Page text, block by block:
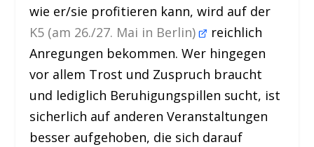
wie er/sie profitieren kann, wird auf der
K5 (am 26./27. Mai in Berlin)
reichlich
Anregungen bekommen. Wer hingegen
vor allem Trost und Zuspruch braucht
und lediglich Beruhigungspillen sucht, ist
sicherlich auf anderen Veranstaltungen
besser aufgehoben, die sich darauf